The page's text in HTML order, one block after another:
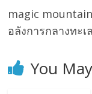
magic
อลังการกลางทะ
You